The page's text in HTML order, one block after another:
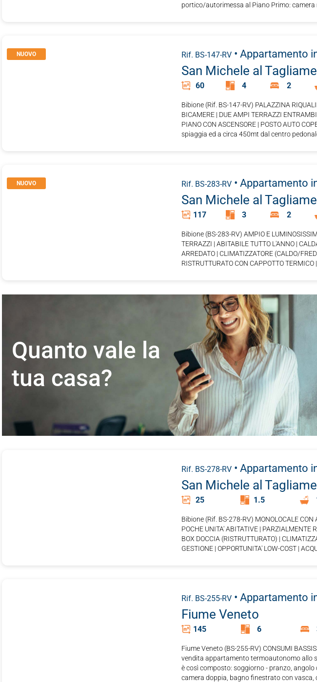
portico/autorimessa al Piano Primo: camera
NUOVO Rif. BS-147-RV• Appartamento
San Michele al
60 4 2
Bibione (Rif. BS-147-RV) PALAZZINA
BICAMERE | DUE AMPI TERRAZZI
PIANO CON ASCENSORE | POSTO AUTO
spiaggia ed a circa 450mt dal centro
NUOVO Rif. BS-283-RV• Appartamento
San Michele al
117 3 2
Bibione (BS-283-RV) AMPIO E
TERRAZZI | ABITABILE TUTTO L'ANNO |
ARREDATO | CLIMATIZZATORE (CALDO/
RISTRUTTURATO CON CAPPOTTO
Quanto vale la
tua casa?
Rif. BS-278-RV• Appartamento
San Michele al
25 1.5
Bibione (Rif. BS-278-RV) MONOLOCALE CON
POCHE UNITA' ABITATIVE | PARZIALMENTE
BOX DOCCIA (RISTRUTTURATO) |
GESTIONE | OPPORTUNITA' LOW-COST |
Rif. BS-255-RV• Appartamento
Fiume Veneto
145 6
Fiume Veneto (BS-255-RV) CONSUMI
vendita appartamento termoautonomo allo
è così composto: soggiorno - pranzo,
camera doppia, bagno finestrato con vasca,